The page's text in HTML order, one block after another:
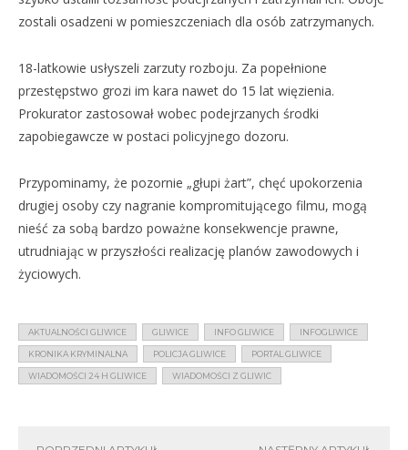
zostali osadzeni w pomieszczeniach dla osób zatrzymanych.
18-latkowie usłyszeli zarzuty rozboju. Za popełnione
przestępstwo grozi im kara nawet do 15 lat więzienia.
Prokurator zastosował wobec podejrzanych środki
zapobiegawcze w postaci policyjnego dozoru.
Przypominamy, że pozornie „głupi żart”, chęć upokorzenia
drugiej osoby czy nagranie kompromitującego filmu, mogą
nieść za sobą bardzo poważne konsekwencje prawne,
utrudniając w przyszłości realizację planów zawodowych i
życiowych.
AKTUALNOŚCI GLIWICE GLIWICE INFO GLIWICE INFOGLIWICE
KRONIKA KRYMINALNA POLICJA GLIWICE PORTAL GLIWICE
WIADOMOŚCI 24 H GLIWICE WIADOMOŚCI Z GLIWIC